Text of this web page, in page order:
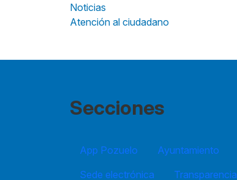
Noticias
Atención al ciudadano
Secciones
App Pozuelo Ayuntamiento
Sede electrónica
Transparencia